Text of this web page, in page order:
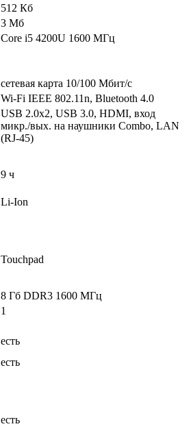
512 Кб
3 Мб
Core i5 4200U 1600 МГц
сетевая карта 10/100 Мбит/c
Wi-Fi IEEE 802.11n, Bluetooth 4.0
USB 2.0x2, USB 3.0, HDMI, вход
микр./вых. на наушники Combo, LAN
(RJ-45)
9 ч
Li-Ion
Touchpad
8 Гб DDR3 1600 МГц
1
есть
есть
есть